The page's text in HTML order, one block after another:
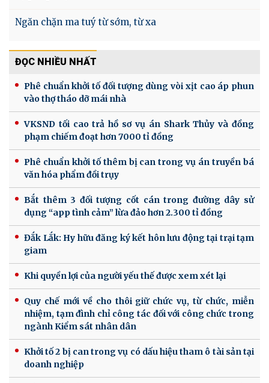
Ngăn chặn ma tuý từ sớm, từ xa
ĐỌC NHIỀU NHẤT
Phê chuẩn khởi tố đối tượng dùng vòi xịt cao áp phun
vào thợ tháo dỡ mái nhà
VKSND tối cao trả hồ sơ vụ án Shark Thủy và đồng
phạm chiếm đoạt hơn 7000 tỉ đồng
Phê chuẩn khởi tố thêm bị can trong vụ án truyền bá
văn hóa phẩm đồi trụy
Bắt thêm 3 đối tượng cốt cán trong đường dây sử
dụng “app tình cảm” lừa đảo hơn 2.300 tỉ đồng
Đắk Lắk: Hy hữu đăng ký kết hôn lưu động tại trại tạm
giam
Khi quyền lợi của người yếu thế được xem xét lại
Quy chế mới về cho thôi giữ chức vụ, từ chức, miễn
nhiệm, tạm đình chỉ công tác đối với công chức trong
ngành Kiểm sát nhân dân
Khởi tố 2 bị can trong vụ có dấu hiệu tham ô tài sản tại
doanh nghiệp